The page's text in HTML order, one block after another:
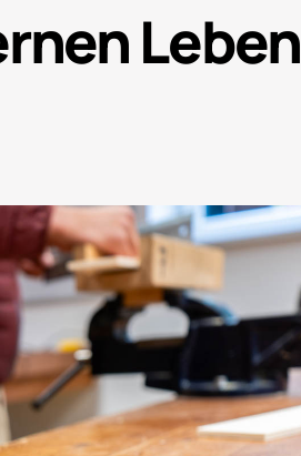
Leben